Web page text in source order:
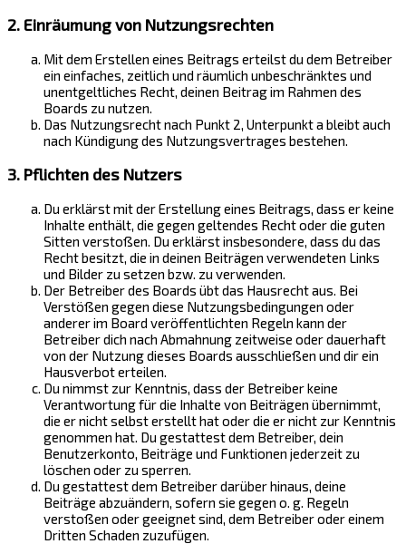
2. Einräumung von Nutzungsrechten
Mit dem Erstellen eines Beitrags erteilst du dem Betreiber
ein einfaches, zeitlich und räumlich unbeschränktes und
unentgeltliches Recht, deinen Beitrag im Rahmen des
Boards zu nutzen.
Das Nutzungsrecht nach Punkt 2, Unterpunkt a bleibt auch
nach Kündigung des Nutzungsvertrages bestehen.
3. Pflichten des Nutzers
Du erklärst mit der Erstellung eines Beitrags, dass er keine
Inhalte enthält, die gegen geltendes Recht oder die guten
Sitten verstoßen. Du erklärst insbesondere, dass du das
Recht besitzt, die in deinen Beiträgen verwendeten Links
und Bilder zu setzen bzw. zu verwenden.
Der Betreiber des Boards übt das Hausrecht aus. Bei
Verstößen gegen diese Nutzungsbedingungen oder
anderer im Board veröffentlichten Regeln kann der
Betreiber dich nach Abmahnung zeitweise oder dauerhaft
von der Nutzung dieses Boards ausschließen und dir ein
Hausverbot erteilen.
Du nimmst zur Kenntnis, dass der Betreiber keine
Verantwortung für die Inhalte von Beiträgen übernimmt,
die er nicht selbst erstellt hat oder die er nicht zur Kenntnis
genommen hat. Du gestattest dem Betreiber, dein
Benutzerkonto, Beiträge und Funktionen jederzeit zu
löschen oder zu sperren.
Du gestattest dem Betreiber darüber hinaus, deine
Beiträge abzuändern, sofern sie gegen o. g. Regeln
verstoßen oder geeignet sind, dem Betreiber oder einem
Dritten Schaden zuzufügen.